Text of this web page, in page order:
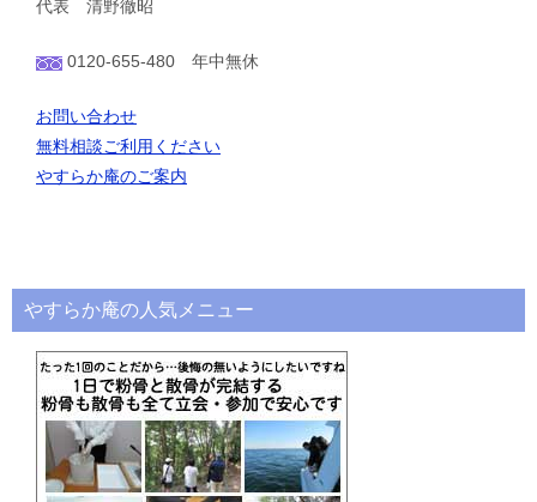
代表 清野徹昭
0120-655-480 年中無休
お問い合わせ
無料相談ご利用ください
やすらか庵のご案内
やすらか庵の人気メニュー